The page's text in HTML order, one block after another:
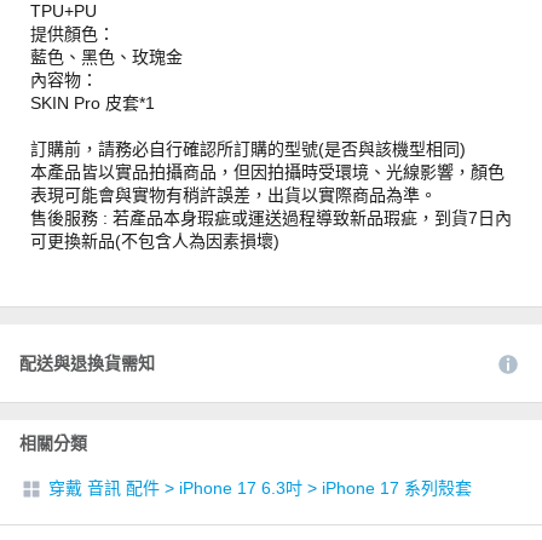
TPU+PU
提供顏色：
藍色、黑色、玫瑰金
內容物：
SKIN Pro 皮套*1
訂購前，請務必自行確認所訂購的型號(是否與該機型相同)
本產品皆以實品拍攝商品，但因拍攝時受環境、光線影響，顏色
表現可能會與實物有稍許誤差，出貨以實際商品為準。
售後服務 : 若產品本身瑕疵或運送過程導致新品瑕疵，到貨7日內
可更換新品(不包含人為因素損壞)
配送與退換貨需知
相關分類
穿戴 音訊 配件 > iPhone 17 6.3吋 > iPhone 17 系列殼套